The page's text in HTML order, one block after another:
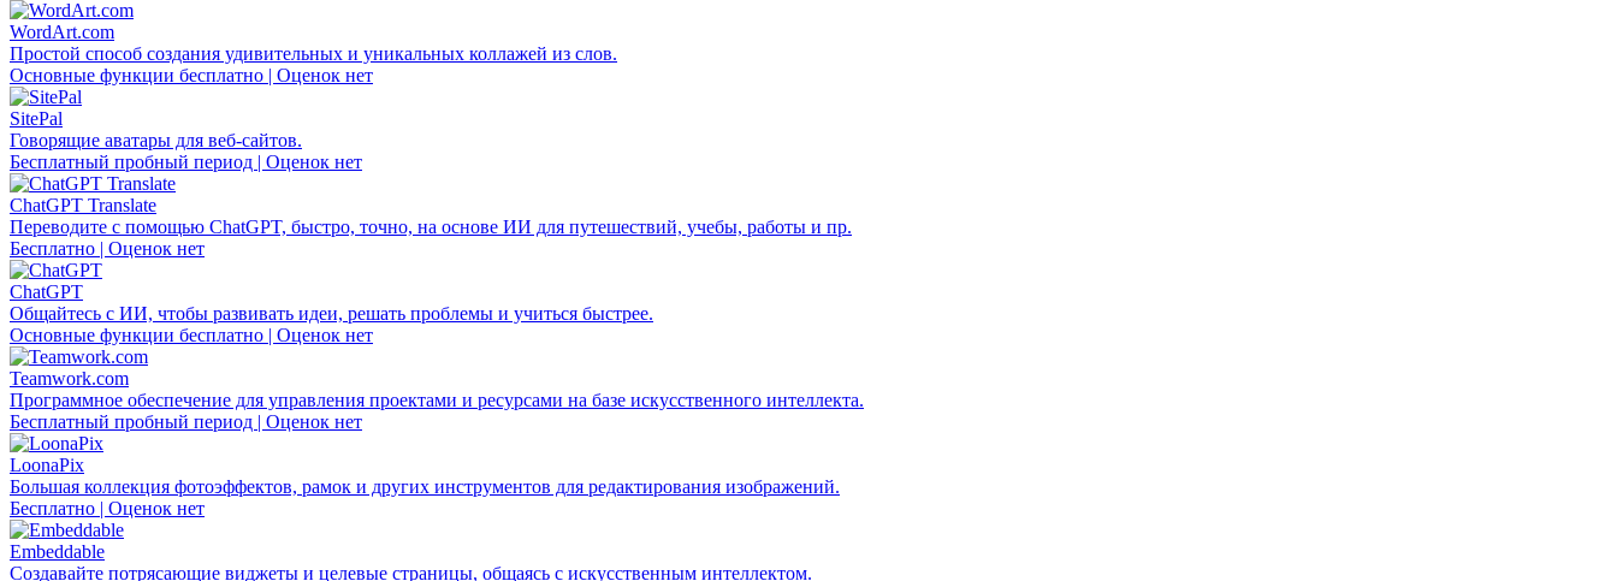
WordArt.com
Простой способ создания удивительных и уникальных коллажей из слов.
Основные функции бесплатно | Оценок нет
SitePal
Говорящие аватары для веб-сайтов.
Бесплатный пробный период | Оценок нет
ChatGPT Translate
Переводите с помощью ChatGPT, быстро, точно, на основе ИИ для путешествий, учебы, работы и пр.
Бесплатно | Оценок нет
ChatGPT
Общайтесь с ИИ, чтобы развивать идеи, решать проблемы и учиться быстрее.
Основные функции бесплатно | Оценок нет
Teamwork.com
Программное обеспечение для управления проектами и ресурсами на базе искусственного интеллекта.
Бесплатный пробный период | Оценок нет
LoonaPix
Большая коллекция фотоэффектов, рамок и других инструментов для редактирования изображений.
Бесплатно | Оценок нет
Embeddable
Создавайте потрясающие виджеты и целевые страницы, общаясь с искусственным интеллектом.